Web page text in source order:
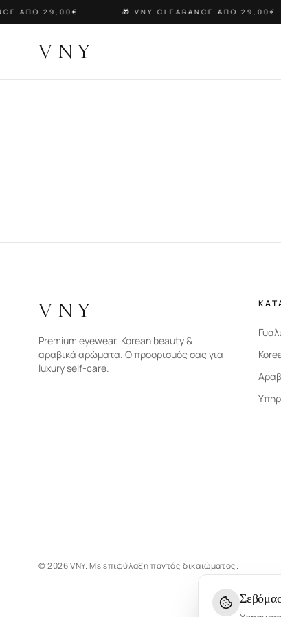
ΑΠΟ 29,00€ 🎁 VNY CLEARANCE ΑΠΟ 29,00€
VNY
VNY
Premium eyewear, Korean beauty &
αραβικά αρώματα. Ο προορισμός σας για
luxury self-care.
©2026VNY.Με επιφύλαξη παντός δικαιώματος.